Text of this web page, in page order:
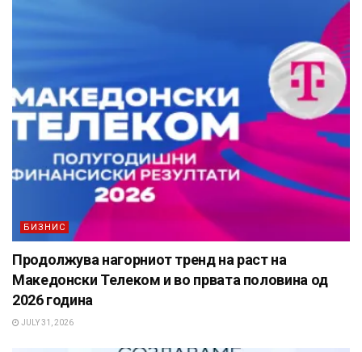
БИЗНИС
Продолжува нагорниот тренд на раст на
Македонски Телеком и во првата половина од
2026 година
JULY 31, 2026